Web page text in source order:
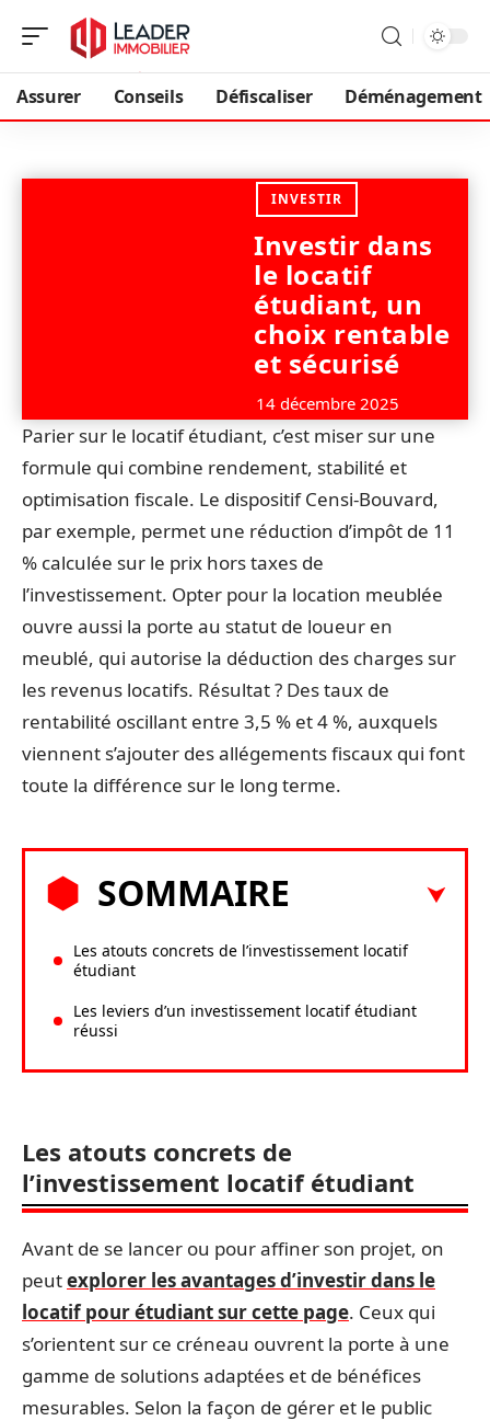
Assurer Conseils Défiscaliser Déménagement
INVESTIR
Investir dans
le locatif
étudiant, un
choix rentable
et sécurisé
14 décembre 2025
Parier sur le locatif étudiant, c’est miser sur une
formule qui combine rendement, stabilité et
optimisation fiscale. Le dispositif Censi-Bouvard,
par exemple, permet une réduction d’impôt de 11
% calculée sur le prix hors taxes de
l’investissement. Opter pour la location meublée
ouvre aussi la porte au statut de loueur en
meublé, qui autorise la déduction des charges sur
les revenus locatifs. Résultat ? Des taux de
rentabilité oscillant entre 3,5 % et 4 %, auxquels
viennent s’ajouter des allégements fiscaux qui font
toute la différence sur le long terme.
SOMMAIRE
Les atouts concrets de l’investissement locatif
étudiant
Les leviers d’un investissement locatif étudiant
réussi
Les atouts concrets de
l’investissement locatif étudiant
Avant de se lancer ou pour affiner son projet, on
peutexplorer les avantages d’investir dans le
locatif pour étudiant sur cette page. Ceux qui
s’orientent sur ce créneau ouvrent la porte à une
gamme de solutions adaptées et de bénéfices
mesurables. Selon la façon de gérer et le public